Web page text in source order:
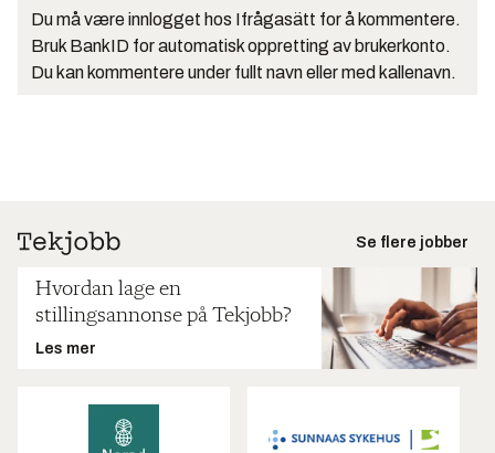
Du må være innlogget hos Ifrågasätt for å kommentere.
Bruk BankID for automatisk oppretting av brukerkonto.
Du kan kommentere under fullt navn eller med kallenavn.
Se flere jobber
Hvordan lage en
stillingsannonse på Tekjobb?
Les mer